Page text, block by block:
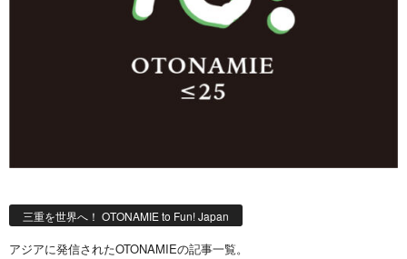
三重を世界へ！ OTONAMIE to Fun! Japan
アジアに発信されたOTONAMIEの記事一覧。